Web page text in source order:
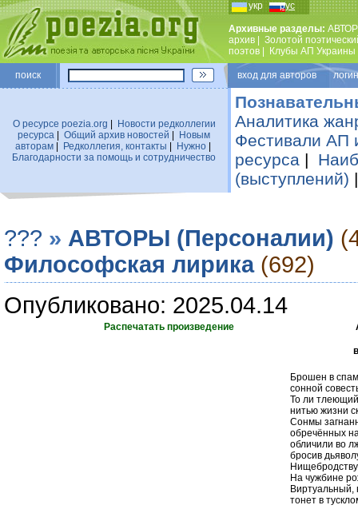
укр рус
Архивные разделы:
архив
Золотой
поэтов
Клубы АП Украины
поиск вход для авторов
О ресурсе poezia.org
Новости редколлегии
ресурса
Общий архив новостей
Новым
авторам| Редколлегия, контакты Нужно|
Благодарности за помощь и сотрудничество
Аналитика
Фестивали АП
ресурса |
(выступлений)
??? » АВТОРЫ (Персоналии)
Философская лирика (692)
Опубликовано: 2025.04.14
Распечатать произведение
Брошен в
сонной
То ли
нитью жизни
Сонмы
обречённых
обличили во
бросив
На чужбине
тонет в